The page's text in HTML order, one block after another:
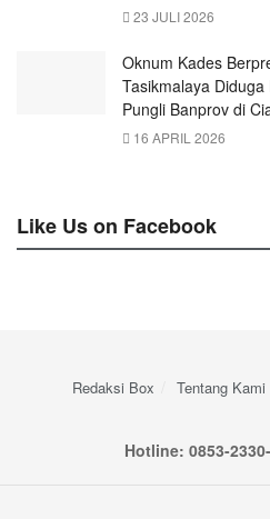
23 JULI 2026
Oknum Kades
Tasikmalaya
Pungli Banprov di
16 APRIL 2026
Like Us on Facebook
Redaksi Box Tentang Kami
Hotline: 0853-